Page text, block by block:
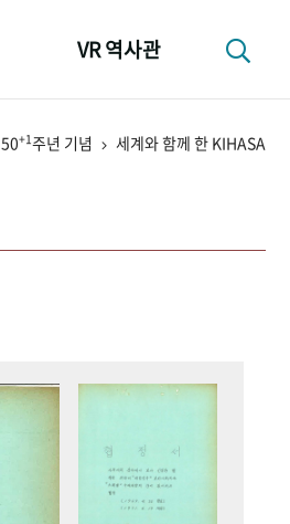
VR 역사관
50+1주년 기념 세계와 함께 한 KIHASA